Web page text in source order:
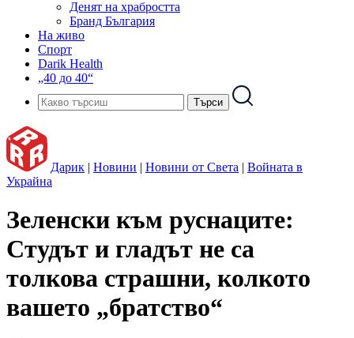
Денят на храбростта
Бранд България
На живо
Спорт
Darik Health
„40 до 40“
Дарик | Новини | Новини от Света | Войната в
Украйна
Зеленски към руснаците:
Студът и гладът не са
толкова страшни, колкото
вашето „братство“